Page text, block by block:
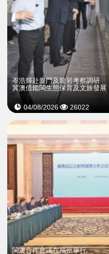
岑浩輝赴廈門及龍岩考察調研
冀澳借鑑閩生態保育及文旅發展
04/08/2026 26022
閩澳合作會議在福州舉行